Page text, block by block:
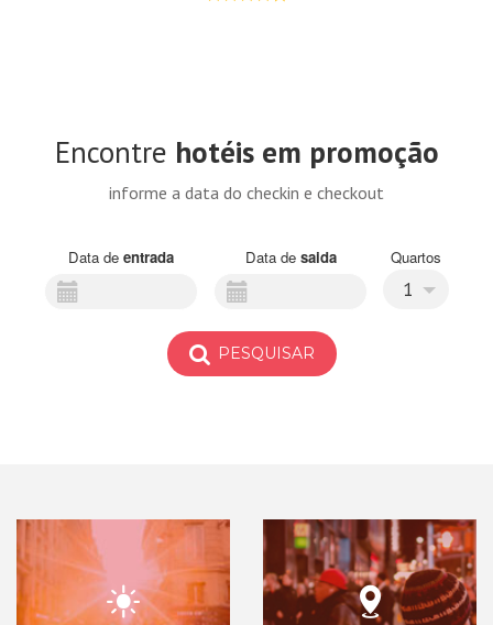
Encontre hotéis em promoção
informe a data do checkin e checkout
Data de entrada Data de saida Quartos
1
PESQUISAR